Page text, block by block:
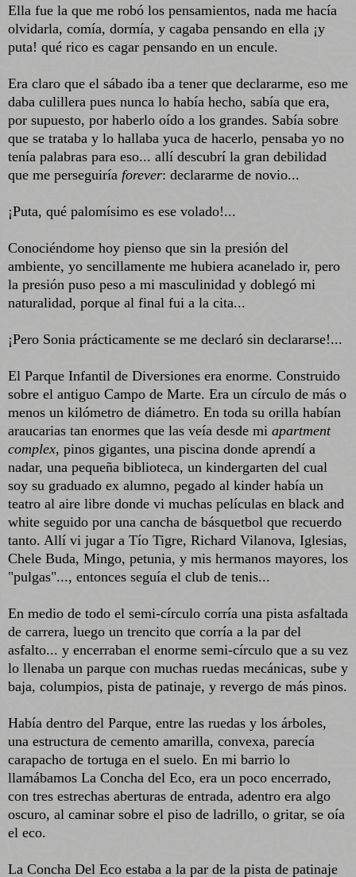
Ella fue la que me robó los pensamientos, nada me hacía
olvidarla, comía, dormía, y cagaba pensando en ella ¡y
puta! qué rico es cagar pensando en un encule.
Era claro que el sábado iba a tener que declararme, eso me
daba culillera pues nunca lo había hecho, sabía que era,
por supuesto, por haberlo oído a los grandes. Sabía sobre
que se trataba y lo hallaba yuca de hacerlo, pensaba yo no
tenía palabras para eso... allí descubrí la gran debilidad
que me perseguiría forever: declararme de novio...
¡Puta, qué palomísimo es ese volado!...
Conociéndome hoy pienso que sin la presión del
ambiente, yo sencillamente me hubiera acanelado ir, pero
la presión puso peso a mi masculinidad y doblegó mi
naturalidad, porque al final fui a la cita...
¡Pero Sonia prácticamente se me declaró sin declararse!...
El Parque Infantil de Diversiones era enorme. Construido
sobre el antiguo Campo de Marte. Era un círculo de más o
menos un kilómetro de diámetro. En toda su orilla habían
araucarias tan enormes que las veía desde mi apartment
complex, pinos gigantes, una piscina donde aprendí a
nadar, una pequeña biblioteca, un kindergarten del cual
soy su graduado ex alumno, pegado al kinder había un
teatro al aire libre donde vi muchas películas en black and
white seguido por una cancha de básquetbol que recuerdo
tanto. Allí vi jugar a Tío Tigre, Richard Vilanova, Iglesias,
Chele Buda, Mingo, petunia, y mis hermanos mayores, los
"pulgas"..., entonces seguía el club de tenis...
En medio de todo el semi-círculo corría una pista asfaltada
de carrera, luego un trencito que corría a la par del
asfalto... y encerraban el enorme semi-círculo que a su vez
lo llenaba un parque con muchas ruedas mecánicas, sube y
baja, columpios, pista de patinaje, y revergo de más pinos.
Había dentro del Parque, entre las ruedas y los árboles,
una estructura de cemento amarilla, convexa, parecía
carapacho de tortuga en el suelo. En mi barrio lo
llamábamos La Concha del Eco, era un poco encerrado,
con tres estrechas aberturas de entrada, adentro era algo
oscuro, al caminar sobre el piso de ladrillo, o gritar, se oía
el eco.
La Concha Del Eco estaba a la par de la pista de patinaje